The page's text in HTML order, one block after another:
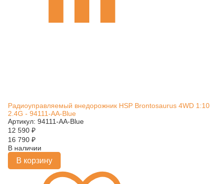
Радиоуправляемый внедорожник HSP Brontosaurus 4WD 1:10
2.4G - 94111-AA-Blue
Артикул: 94111-AA-Blue
12 590 ₽
16 790 ₽
В наличии
В корзину